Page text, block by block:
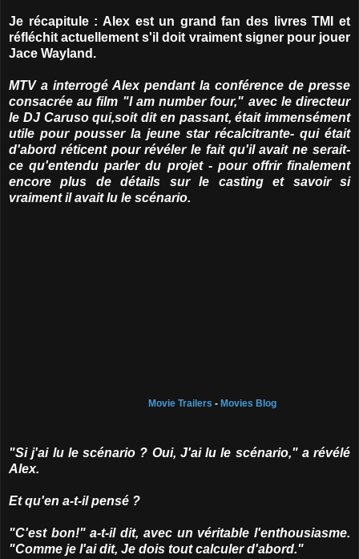
Je récapitule : Alex est un grand fan des livres TMI et
réfléchit actuellement s'il doit vraiment signer pour jouer
Jace Wayland.
MTV a interrogé Alex pendant la conférence de presse
consacrée au film "I am number four," avec le directeur
le DJ Caruso qui,soit dit en passant, était immensément
utile pour pousser la jeune star récalcitrante- qui était
d'abord réticent pour révéler le fait qu'il avait ne serait-
ce qu'entendu parler du projet - pour offrir finalement
encore plus de détails sur le casting et savoir si
vraiment il avait lu le scénario.
Movie Trailers - Movies Blog
"Si j'ai lu le scénario ? Oui, J'ai lu le scénario," a révélé
Alex.
Et qu'en a-t-il pensé ?
"C'est bon!" a-t-il dit, avec un véritable l'enthousiasme.
"Comme je l'ai dit, Je dois tout calculer d'abord."